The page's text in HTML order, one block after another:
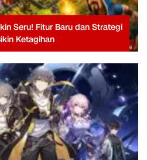
Seru! Fitur Baru dan Strategi
Ketagihan